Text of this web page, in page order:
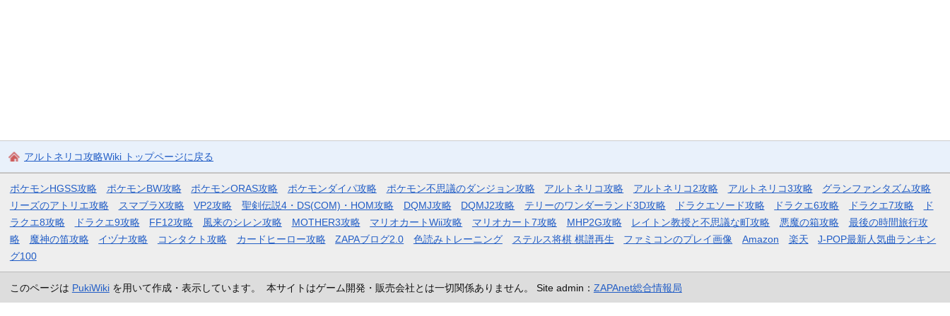
アルトネリコ攻略Wiki トップページに戻る
ポケモンHGSS攻略 ポケモンBW攻略 ポケモンORAS攻略 ポケモンダイパ攻略 ポケモン不思議のダンジョン攻略 アルトネリコ攻略 アルトネリコ2攻略 アルトネリコ3攻略
グランファンタズム攻略
リーズのアトリエ攻略
スマブラX攻略 VP2攻略 聖剣伝説4・DS(COM)・HOM攻略 DQMJ攻略 DQMJ2攻略 テリーのワンダーランド3D攻略 ドラクエソード攻略 ドラクエ6攻略 ドラクエ7攻略
ド
ラクエ8攻略
ドラクエ9攻略 FF12攻略 風来のシレン攻略 MOTHER3攻略 マリオカートWii攻略 マリオカート7攻略 MHP2G攻略 レイトン教授と不思議な町攻略 悪魔の箱攻略
最後の時間旅行攻
略
魔神の笛攻略 イヅナ攻略 コンタクト攻略 カードヒーロー攻略 ZAPAブログ2.0 色読みトレーニング ステルス将棋 棋譜再生 ファミコンのプレイ画像 Amazon 楽天
J-POP最新人気曲ランキン
グ100
このページは PukiWikiを用いて作成・表示しています。 本サイトはゲーム開発・販売会社とは一切関係ありません。 Site admin： ZAPAnet総合情報局